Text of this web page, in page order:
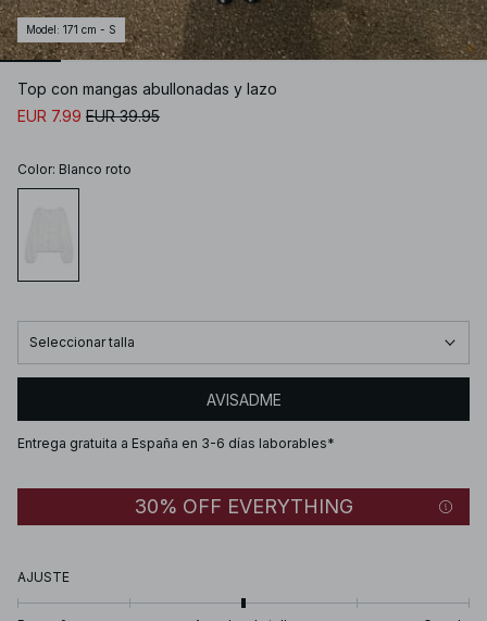
Model : 171 cm - S
Top con mangas abullonadas y lazo
EUR 7.99 EUR 39.95
Color: Blanco roto
Seleccionar talla
AVISADME
Entrega gratuita a España en 3-6 días laborables*
30% OFF EVERYTHING
AJUSTE